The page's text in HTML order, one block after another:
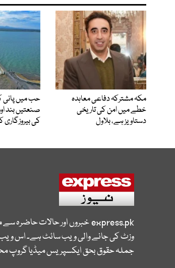
مکہ مشترکہ دفاعی معاہدہ
خطے میں امن کی تاریخی
دستاویز ہے، بلاول
حب میں پانی
صنعتیں بند
کی
express.pkخبروں اور حالات حاضرہ
وزٹ کی جانے والی ویب سائٹ ہے۔ اس ویب
جملہ حقوق بحق ایکسپریس میڈیا گروپ